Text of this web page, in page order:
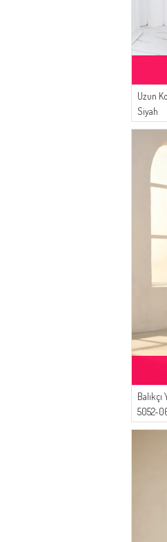
Uzun
Siyah
5052-